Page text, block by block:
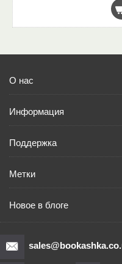
О нас
Информация
Поддержка
Метки
Новое в блоге